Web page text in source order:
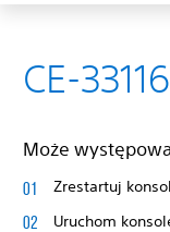
CE-
Może
Zrestartuj
Uruchom